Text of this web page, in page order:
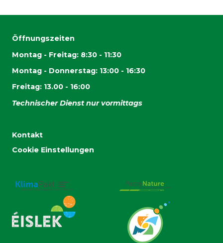
Öffnungszeiten
Montag - Freitag: 8:30 - 11:30
Montag - Donnerstag: 13:00 - 16:30
Freitag: 13.00 - 16:00
Technischer Dienst nur vormittags
Kontakt
Cookie Einstellungen